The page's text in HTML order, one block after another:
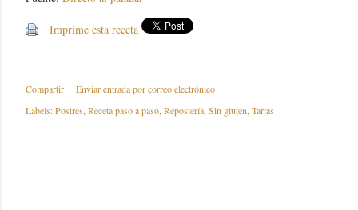
Imprime esta receta
Compartir
Enviar entrada por correo electrónico
Labels:Postres Receta paso a paso Repostería Sin gluten Tartas